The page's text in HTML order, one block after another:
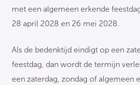
met een algemeen erkende
28 april 2028 en 26 mei 2028.
Als de bedenktijd eindigt op een
feestdag, dan wordt de termijn
een zaterdag, zondag of algemeen